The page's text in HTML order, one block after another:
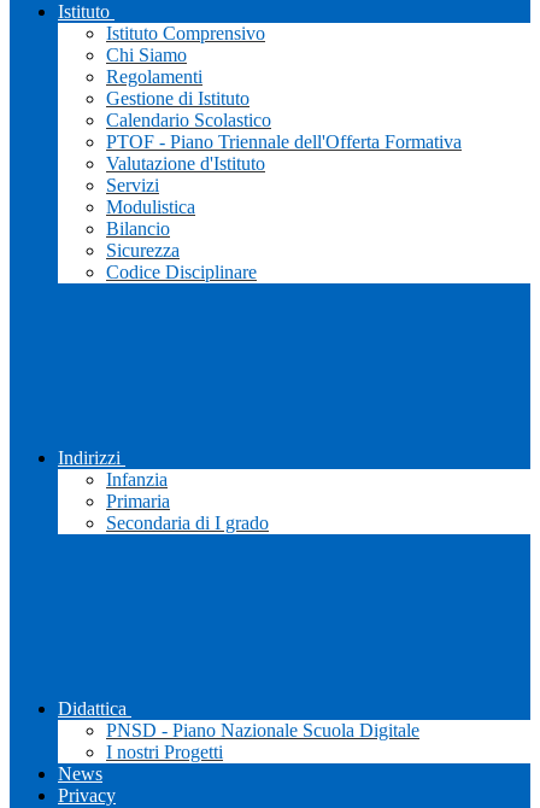
Istituto
Istituto Comprensivo
Chi Siamo
Regolamenti
Gestione di Istituto
Calendario Scolastico
PTOF - Piano Triennale dell'Offerta Formativa
Valutazione d'Istituto
Servizi
Modulistica
Bilancio
Sicurezza
Codice Disciplinare
Indirizzi
Infanzia
Primaria
Secondaria di I grado
Didattica
PNSD - Piano Nazionale Scuola Digitale
I nostri Progetti
News
Privacy